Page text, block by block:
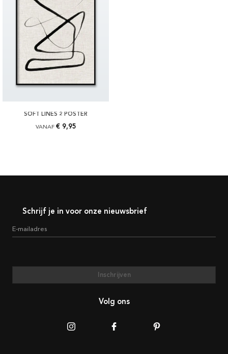
SOFT LINES 2 POSTER
VANAF € 9,95
Schrijf je in voor onze nieuwsbrief
E-mailadres
Inschrijven
Volg ons